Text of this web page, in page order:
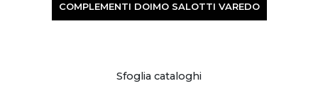
COMPLEMENTI DOIMO SALOTTI VAREDO
Sfoglia cataloghi